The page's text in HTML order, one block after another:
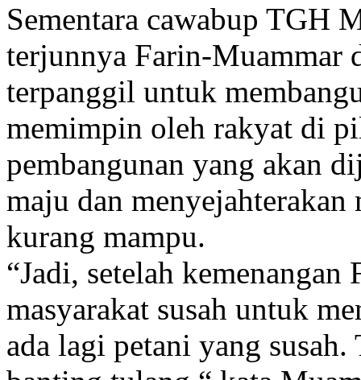
Sementara cawabup TGH
terjunnya Farin-Muammar
terpanggil untuk
memimpin oleh rakyat di
pembangunan yang akan
maju dan menyejahterakan
kurang mampu.
“Jadi, setelah
masyarakat susah untuk
ada lagi petani yang